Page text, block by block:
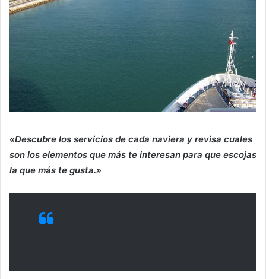
«Descubre los servicios de cada naviera y revisa cuales
son los elementos que más te interesan para que escojas
la que más te gusta.»